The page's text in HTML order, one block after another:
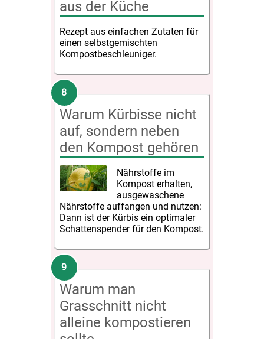
aus der Küche
Rezept aus einfachen Zutaten für
einen selbstgemischten
Kompostbeschleuniger.
Warum Kürbisse nicht
auf, sondern neben
den Kompost gehören
Nährstoffe im
Kompost erhalten,
ausgewaschene
Nährstoffe auffangen und nutzen:
Dann ist der Kürbis ein optimaler
Schattenspender für den Kompost.
Warum man
Grasschnitt nicht
alleine kompostieren